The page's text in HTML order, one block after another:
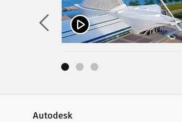
Autodesk